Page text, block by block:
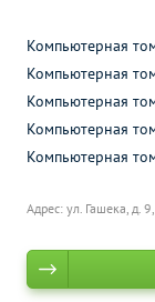
Адрес: ул. Гашека, д. 9,
Компьютерная
Компьютерная
Компьютерная
Компьютерная
Компьютерная